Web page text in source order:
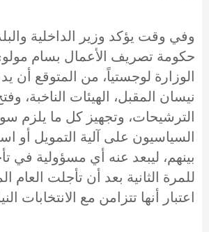
وفي وقت يؤكد وزير الداخلية
حكومة تصريف الأعمال بسام
الوزارة لوجستياً، من المتوقع أن
نيسان المقبل، الهيئات الناخبة،
الترشيحات، وتجهيز كل ما يلزم
السياسيون على آلية التمويل أو
بينهم، ليبعد عنه أي مسؤولية في
للمرة الثانية بعد أن تأجلت
اعتبار أنها تتزامن مع الانتخابات